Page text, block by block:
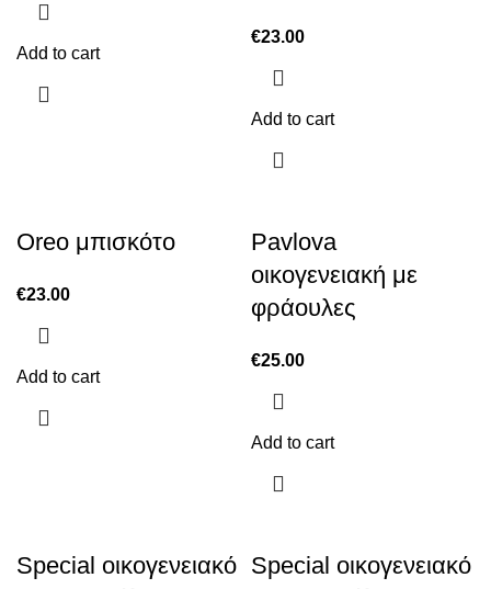
Add to cart
€23.00
Add to cart
Oreo μπισκότο
€23.00
Add to cart
Pavlova
οικογενειακή με
φράουλες
€25.00
Add to cart
Special οικογενειακό Special οικογενειακό